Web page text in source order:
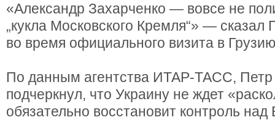
«Александр Захарченко — вовсе не
„кукла Московского Кремля“» —
во время официального визита в
По данным агентства ИТАР-ТАСС,
подчеркнул, что Украину не ждет
обязательно восстановит контроль над